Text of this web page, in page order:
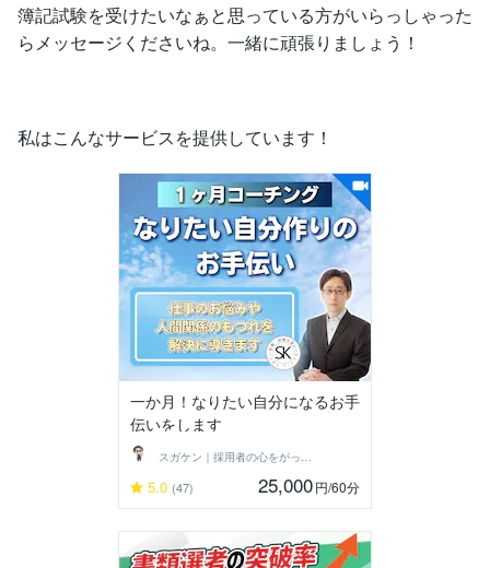
簿記試験を受けたいなぁと思っている方がいらっしゃった
らメッセージくださいね。一緒に頑張りましょう！
私はこんなサービスを提供しています！
一か月！なりたい自分になるお手
伝いをします
スガケン｜採用者の心をがっちり掴む転職術
5.0 (47) 25,000円/60分